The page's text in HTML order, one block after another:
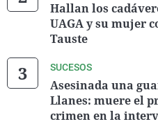
Hallan los
UAGA y su mujer
Tauste
SUCESOS
Asesinada una
Llanes: muere el
crimen en la